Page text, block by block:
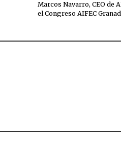
Marcos Navarro, CEO de
el Congreso AIFEC